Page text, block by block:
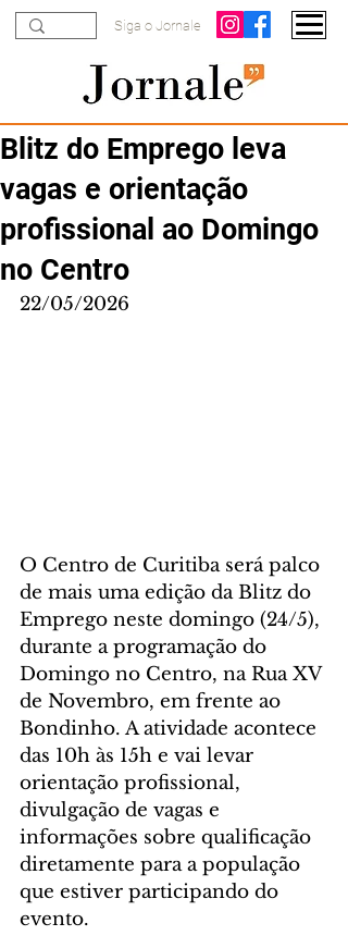
Siga o Jornale
Blitz do Emprego leva
vagas e orientação
profissional ao Domingo
no Centro
22/05/2026
O Centro de Curitiba será palco
de mais uma edição da Blitz do
Emprego neste domingo (24/5),
durante a programação do
Domingo no Centro, na Rua XV
de Novembro, em frente ao
Bondinho. A atividade acontece
das 10h às 15h e vai levar
orientação profissional,
divulgação de vagas e
informações sobre qualificação
diretamente para a população
que estiver participando do
evento.